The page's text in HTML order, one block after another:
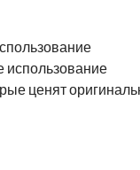
использование
ценят